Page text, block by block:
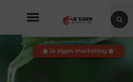
◉ Je eigen marketing ◉